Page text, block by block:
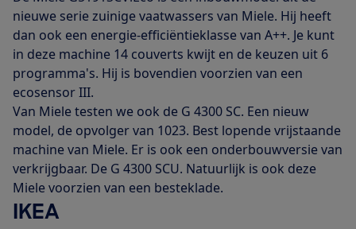
nieuwe serie zuinige vaatwassers van Miele. Hij heeft
dan ook een energie-efficiëntieklasse van A++. Je kunt
in deze machine 14 couverts kwijt en de keuzen uit 6
programma's. Hij is bovendien voorzien van een
ecosensor III.
Van Miele testen we ook de G 4300 SC. Een nieuw
model, de opvolger van 1023. Best lopende vrijstaande
machine van Miele. Er is ook een onderbouwversie van
verkrijgbaar. De G 4300 SCU. Natuurlijk is ook deze
Miele voorzien van een besteklade.
IKEA